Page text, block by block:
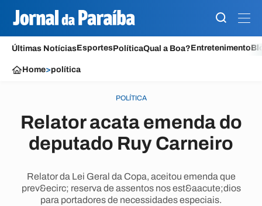
Últimas NotíciasEsportesPolíticaQual a Boa?Entretenimento
Home>política
POLÍTICA
Relator acata emenda do
deputado Ruy Carneiro
Relator da Lei Geral da Copa, aceitou emenda que
prev&ecirc; reserva de assentos nos est&aacute;dios
para portadores de necessidades especiais.